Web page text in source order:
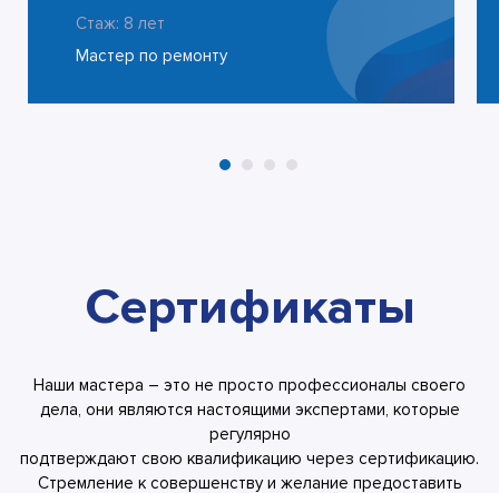
Стаж: 8 лет
Мастер по ремонту
Сертификаты
Наши мастера – это не просто профессионалы своего
дела, они являются настоящими экспертами, которые
регулярно
подтверждают свою квалификацию через сертификацию.
Стремление к совершенству и желание предоставить